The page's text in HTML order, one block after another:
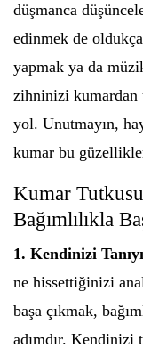
düşmanca
edinmek de
yapmak ya da
zihninizi kumardan
yol. Unutmayın,
kumar bu
Kumar
Bağımlılıkla
1. Kendinizi
ne hissettiğinizi
başa çıkmak,
adımdır. Kendinizi